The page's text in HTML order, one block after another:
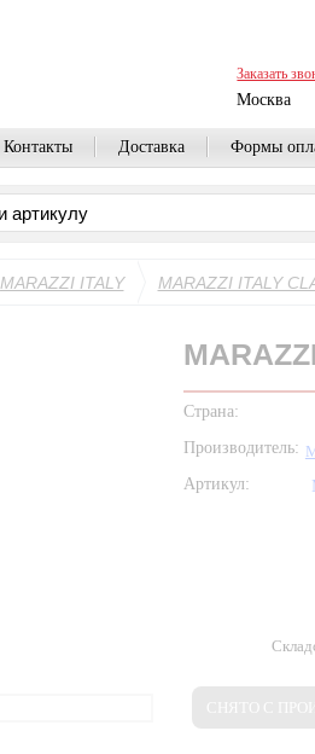
Заказать
Москва
Контакты Доставка Формы
MARAZZI ITALY MARAZZI ITALY
Страна:
Производитель:
Артикул: